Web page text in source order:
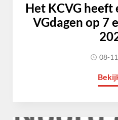
Het KCVG heeft
VGdagen op 7
08-